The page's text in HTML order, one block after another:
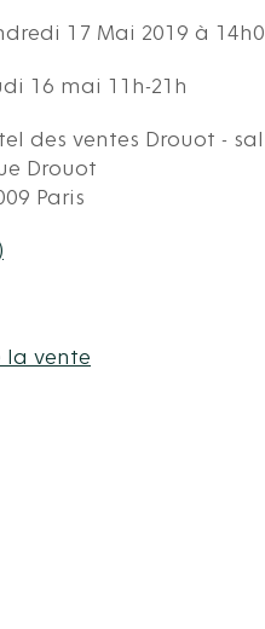
17 Mai 2019 à
16 mai 11h-21h
des ventes Drouot -
Drouot
Paris
la vente